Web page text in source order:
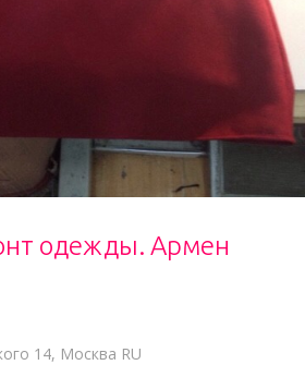
одежды. Армен
14 Москва RU